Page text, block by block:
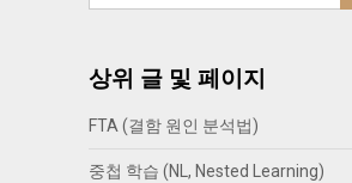
상위 글 및 페이지
FTA (결함 원인 분석법)
중첩 학습 (NL, Nested Learning)